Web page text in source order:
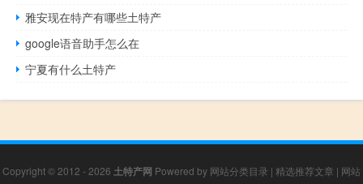
雅安现在特产有哪些土特产
google语音助手怎么在
宁夏有什么土特产
Copyright © 2012 - 2026 土特产网 Powered by 网站分类目录 | 精选推荐文章 | 网站